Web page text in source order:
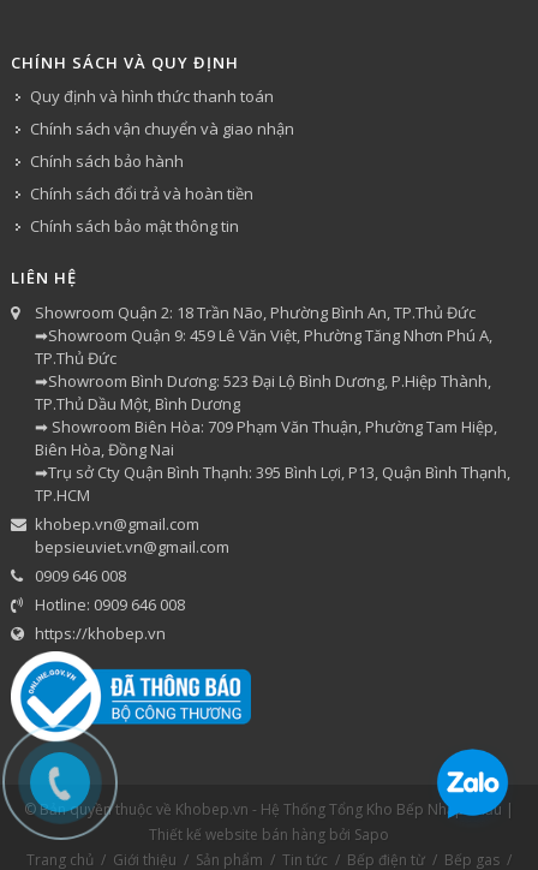
CHÍNH SÁCH VÀ QUY ĐỊNH
Quy định và hình thức thanh toán
Chính sách vận chuyển và giao nhận
Chính sách bảo hành
Chính sách đổi trả và hoàn tiền
Chính sách bảo mật thông tin
LIÊN HỆ
Showroom Quận 2: 18 Trần Não, Phường Bình An, TP.Thủ Đức
➡Showroom Quận 9: 459 Lê Văn Việt, Phường Tăng Nhơn Phú A,
TP.Thủ Đức
➡Showroom Bình Dương: 523 Đại Lộ Bình Dương, P.Hiệp Thành,
TP.Thủ Dầu Một, Bình Dương
➡ Showroom Biên Hòa: 709 Phạm Văn Thuận, Phường Tam Hiệp,
Biên Hòa, Đồng Nai
➡Trụ sở Cty Quận Bình Thạnh: 395 Bình Lợi, P13, Quận Bình Thạnh,
TP.HCM
khobep.vn@gmail.com
bepsieuviet.vn@gmail.com
0909 646 008
Hotline: 0909 646 008
https://khobep.vn
© Bản quyền thuộc về Khobep.vn - Hệ Thống Tổng Kho Bếp Nhập Khẩu |
Thiết kế website bán hàng bởi Sapo
Trang chủ / Giới thiệu / Sản phẩm / Tin tức / Bếp điện từ / Bếp gas /